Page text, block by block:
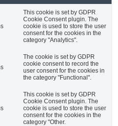
This cookie is set by GDPR
Cookie Consent plugin. The
cookie is used to store the user
consent for the cookies in the
category "Analytics".
The cookie is set by GDPR
cookie consent to record the
user consent for the cookies in
the category "Functional".
This cookie is set by GDPR
Cookie Consent plugin. The
cookie is used to store the user
consent for the cookies in the
category "Other.